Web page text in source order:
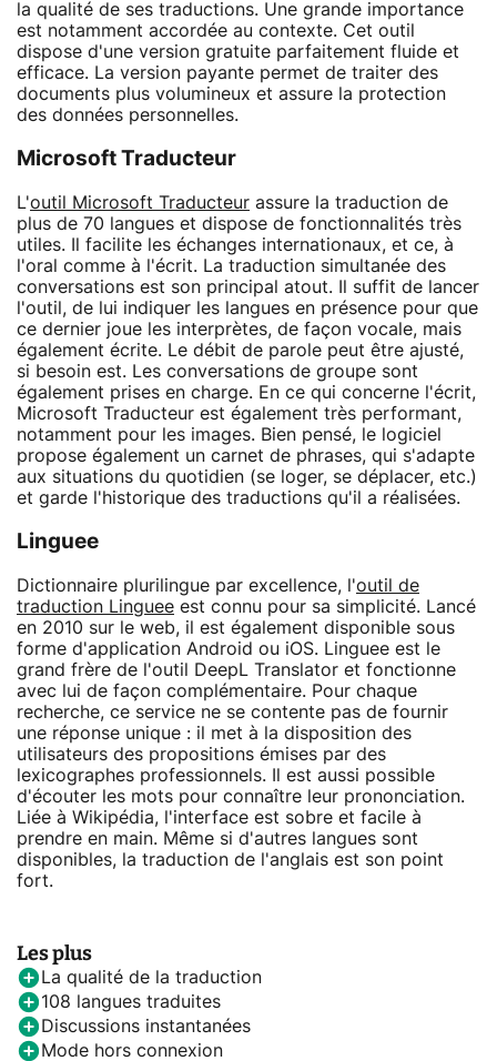
la qualité de ses traductions. Une grande importance
est notamment accordée au contexte. Cet outil
dispose d'une version gratuite parfaitement fluide et
efficace. La version payante permet de traiter des
documents plus volumineux et assure la protection
des données personnelles.
Microsoft Traducteur
L'outil Microsoft Traducteur assure la traduction de
plus de 70 langues et dispose de fonctionnalités très
utiles. Il facilite les échanges internationaux, et ce, à
l'oral comme à l'écrit. La traduction simultanée des
conversations est son principal atout. Il suffit de lancer
l'outil, de lui indiquer les langues en présence pour que
ce dernier joue les interprètes, de façon vocale, mais
également écrite. Le débit de parole peut être ajusté,
si besoin est. Les conversations de groupe sont
également prises en charge. En ce qui concerne l'écrit,
Microsoft Traducteur est également très performant,
notamment pour les images. Bien pensé, le logiciel
propose également un carnet de phrases, qui s'adapte
aux situations du quotidien (se loger, se déplacer, etc.)
et garde l'historique des traductions qu'il a réalisées.
Linguee
Dictionnaire plurilingue par excellence, l'outil de
traduction Linguee est connu pour sa simplicité. Lancé
en 2010 sur le web, il est également disponible sous
forme d'application Android ou iOS. Linguee est le
grand frère de l'outil DeepL Translator et fonctionne
avec lui de façon complémentaire. Pour chaque
recherche, ce service ne se contente pas de fournir
une réponse unique : il met à la disposition des
utilisateurs des propositions émises par des
lexicographes professionnels. Il est aussi possible
d'écouter les mots pour connaître leur prononciation.
Liée à Wikipédia, l'interface est sobre et facile à
prendre en main. Même si d'autres langues sont
disponibles, la traduction de l'anglais est son point
fort.
Les plus
La qualité de la traduction
108 langues traduites
Discussions instantanées
Mode hors connexion